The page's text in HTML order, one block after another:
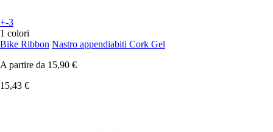
+-3
1 colori
Bike Ribbon Nastro appendiabiti Cork Gel
A partire da 15,90 €
15,43 €